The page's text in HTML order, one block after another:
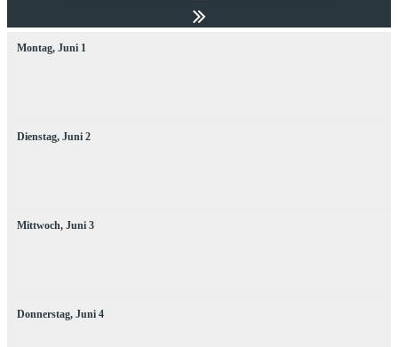
Montag, Juni 1
Dienstag, Juni 2
Mittwoch, Juni 3
Donnerstag, Juni 4